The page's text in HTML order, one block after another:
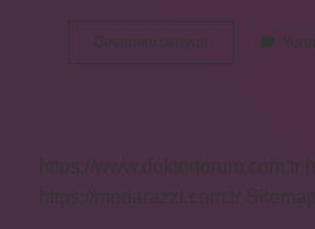
Devamını okuyun
Alatlı
https://www.doktorforum.com.tr
https://modarazzi.com.tr
Sitemap